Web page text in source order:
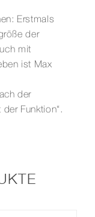
Erstmals
der
mit
ist Max
der
Funktion“.